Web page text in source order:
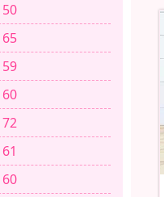
50
65
59
60
72
61
60